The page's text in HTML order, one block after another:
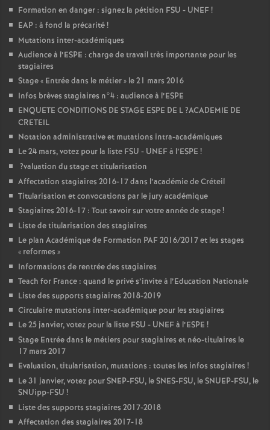
Formation en danger : signez la pétition FSU - UNEF!
EAP : à fond la précarité!
Mutations inter-académiques
Audience à l’ESPE : charge de travail très importante pour les
stagiaires
Stage « Entrée dans le métier» le 21 mars 2016
Infos brèves stagiaires n°4 : audience à l’ESPE
ENQUETE CONDITIONS DE STAGE ESPE DE L?ACADEMIE DE
CRETEIL
Notation administrative et mutations intra-académiques
Le 24 mars, votez pour la liste FSU - UNEFà l’ESPE !
?valuation du stage et titularisation
Affectation stagiaires 2016-17 dans l’académie de Créteil
Titularisation et convocations par le jury académique
Stagiaires 2016-17 : Tout savoir sur votre année de stage!
Liste de titularisation des stagiaires
Le plan Académique de Formation PAF2016/2017 et les stages
« reformes »
Informations de rentrée des stagiaires
Teach for France : quand le privé s’invite à l’Education Nationale
Liste des supports stagiaires 2018-2019
Circulaire mutations inter-académique pour les stagiaires
Le 25 janvier, votez pour la liste FSU - UNEFà l’ESPE !
Stage Entrée dans le métiers pour stagiaires et néo-titulaires le
17 mars 2017
Evaluation, titularisation, mutations : toutes les infos stagiaires !
Le 31 janvier, votez pourSNEP-FSU, leSNES-FSU, leSNUEP-FSU, le
SNUipp-FSU !
Liste des supports stagiaires 2017-2018
Affectation des stagiaires 2017-18